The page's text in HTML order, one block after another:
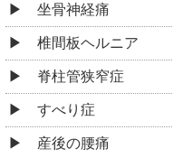
坐骨神経痛
椎間板ヘルニア
脊柱管狭窄症
すべり症
産後の腰痛